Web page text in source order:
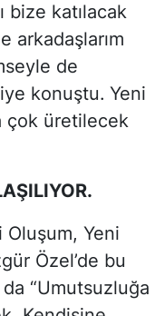
bize katılacak
arkadaşlarım
de
konuştu. Yeni
çok üretilecek
Oluşum, Yeni
Özel’de bu
“Umutsuzluğa